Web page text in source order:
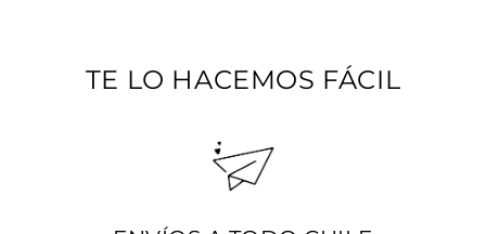
TE LO HACEMOS FÁCIL